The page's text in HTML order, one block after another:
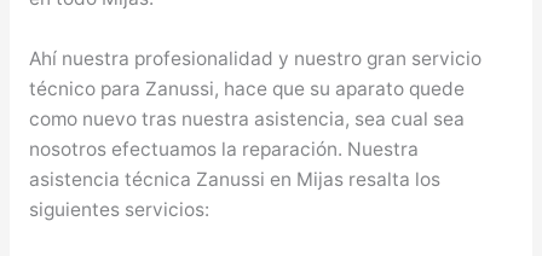
Ahí nuestra profesionalidad y nuestro gran servicio
técnico para Zanussi, hace que su aparato quede
como nuevo tras nuestra asistencia, sea cual sea
nosotros efectuamos la reparación. Nuestra
asistencia técnica Zanussi en Mijas resalta los
siguientes servicios: